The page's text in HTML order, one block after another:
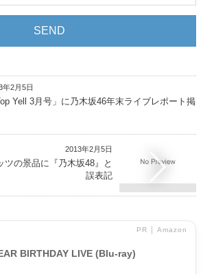
年2月5日
Yell 3月号」に乃木坂46年末ライブレポート掲
2013年2月5日
ツの景品に『乃木坂48』と
誤表記
PR │ Amazon
BIRTHDAY LIVE (Blu-ray)